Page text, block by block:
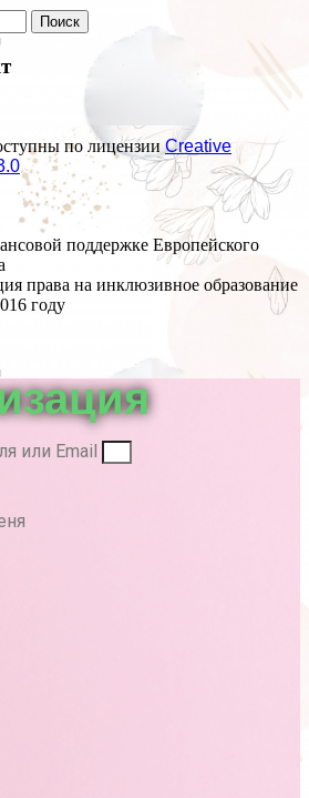
по лицензииCreative
поддержке Европейского
права на инклюзивное образование
году
или Email